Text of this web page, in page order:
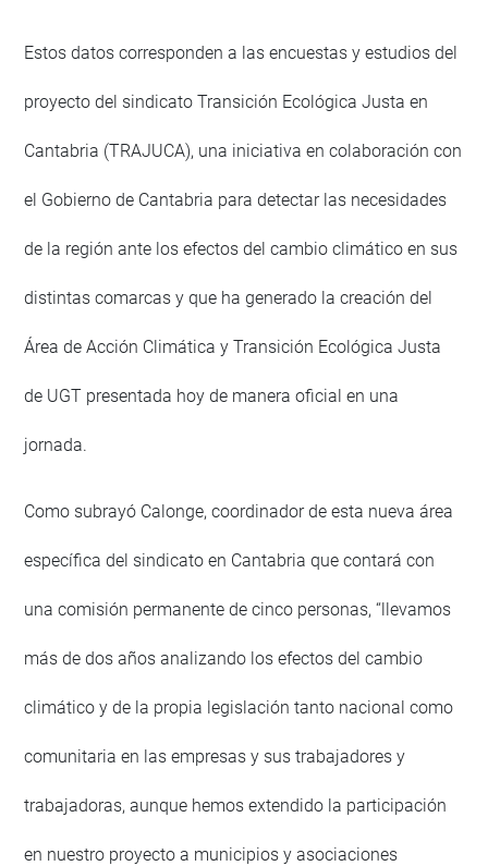
Estos datos corresponden a las encuestas y estudios del
proyecto del sindicato Transición Ecológica Justa en
Cantabria (TRAJUCA), una iniciativa en colaboración con
el Gobierno de Cantabria para detectar las necesidades
de la región ante los efectos del cambio climático en sus
distintas comarcas y que ha generado la creación del
Área de Acción Climática y Transición Ecológica Justa
de UGT presentada hoy de manera oficial en una
jornada.
Como subrayó Calonge, coordinador de esta nueva área
específica del sindicato en Cantabria que contará con
una comisión permanente de cinco personas, “llevamos
más de dos años analizando los efectos del cambio
climático y de la propia legislación tanto nacional como
comunitaria en las empresas y sus trabajadores y
trabajadoras, aunque hemos extendido la participación
en nuestro proyecto a municipios y asociaciones